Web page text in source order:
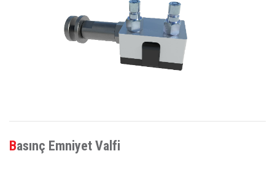
Basınç Emniyet Valfi